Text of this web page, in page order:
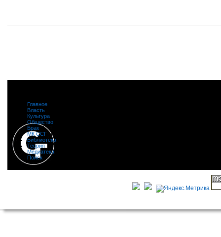
Главное
Власть
Культура
Общество
Брак
|
МК ССГ
|
Библиотека
Теория
Медиатека
Поиск
|